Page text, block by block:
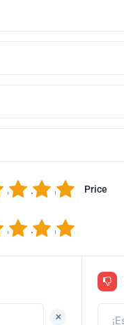
5
4
3 Price
5
4
3
+